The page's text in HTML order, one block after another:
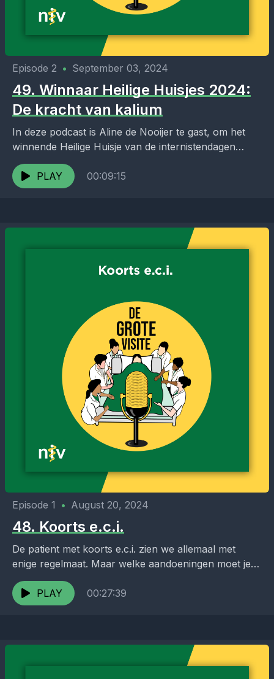
Episode 2 • September 03, 2024
49. Winnaar Heilige Huisjes 2024:
De kracht van kalium
In deze podcast is Aline de Nooijer te gast, om het
winnende Heilige Huisje van de internistendagen
2024 toe te lichten. Na het luisteren...
PLAY
00:09:15
Episode 1 • August 20, 2024
48. Koorts e.c.i.
De patient met koorts e.c.i. zien we allemaal met
enige regelmaat. Maar welke aandoeningen moet je
dan aan denken? En welke diagnostiek vraag je...
PLAY
00:27:39